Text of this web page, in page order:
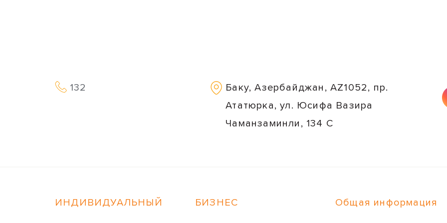
132
Баку, Азербайджан, AZ1052, пр.
Ататюрка, ул. Юсифа Вазира
Чаманзаминли, 134 C
ИНДИВИДУАЛЬНЫЙ БИЗНЕС Общая информация